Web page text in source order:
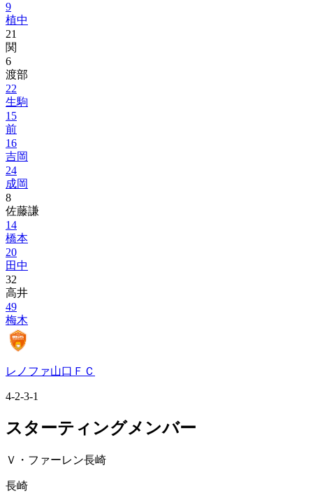
9
植中
21
関
6
渡部
22
生駒
15
前
16
吉岡
24
成岡
8
佐藤謙
14
橋本
20
田中
32
高井
49
梅木
レノファ山口ＦＣ
4-2-3-1
スターティングメンバー
Ｖ・ファーレン長崎
長崎